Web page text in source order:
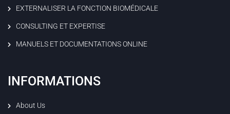
EXTERNALISER LA FONCTION BIOMÉDICALE
CONSULTING ET EXPERTISE
MANUELS ET DOCUMENTATIONS ONLINE
INFORMATIONS
About Us